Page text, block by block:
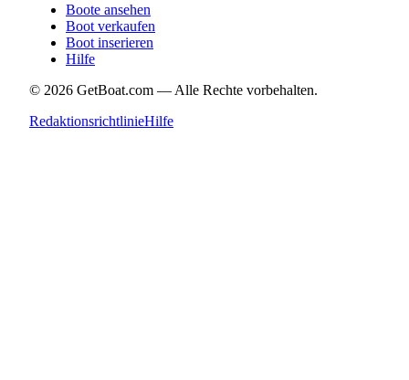
Boote ansehen
Boot verkaufen
Boot inserieren
Hilfe
© 2026 GetBoat.com — Alle Rechte vorbehalten.
RedaktionsrichtlinieHilfe